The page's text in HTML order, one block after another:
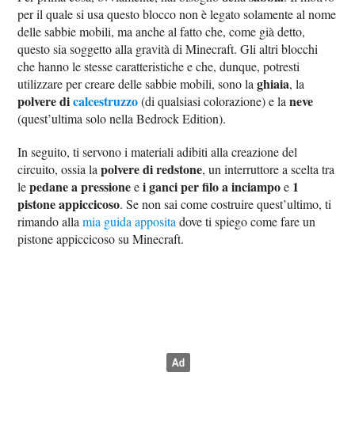
per il quale si usa questo blocco non è legato solamente al nome
delle sabbie mobili, ma anche al fatto che, come già detto,
questo sia soggetto alla gravità di Minecraft. Gli altri blocchi
che hanno le stesse caratteristiche e che, dunque, potresti
utilizzare per creare delle sabbie mobili, sono laghiaia, la
polvere dicalcestruzzo(di qualsiasi colorazione) e laneve
(quest’ultima solo nella Bedrock Edition).
In seguito, ti servono i materiali adibiti alla creazione del
circuito, ossia lapolvere di redstone, un interruttore a scelta tra
lepedane a pressioneei ganci per filo a inciampoe 1
pistone appiccicoso. Se non sai come costruire quest’ultimo, ti
rimando allamia guida apposita dove ti spiego come fare un
pistone appiccicoso su Minecraft.